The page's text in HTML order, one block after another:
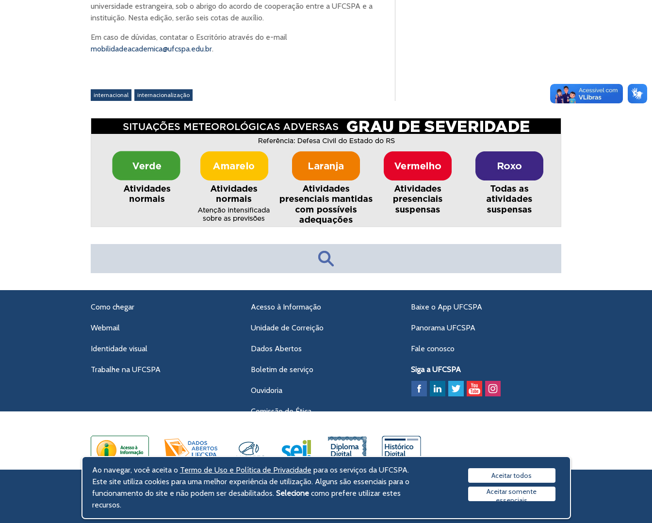
universidade estrangeira, sob o abrigo do acordo de cooperação entre a UFCSPA e a
instituição. Nesta edição, serão seis cotas de auxílio.
Em caso de dúvidas, contatar o Escritório através do e-mail
mobilidadeacademica@ufcspa.edu.br.
internacional internacionalização
Como chegar
Webmail
Identidade visual
Trabalhe na UFCSPA
Acesso à Informação
Unidade de Correição
Dados Abertos
Boletim de serviço
Ouvidoria
Comissão de Ética
Baixe o App UFCSPA
Panorama UFCSPA
Fale conosco
Siga a UFCSPA
UFCSPA – Universidade Federal de Ciências da Saúde de Porto Alegre
Rua Sarmento Leite, 245 - Centro Histórico
Política de privacidade
© 2009-2026 UFCSPA
Ao navegar, você aceita o Termo de Uso e Política de Privacidade para os serviços da UFCSPA.
Este site utiliza cookies para uma melhor experiência de utilização. Alguns são essenciais para o
funcionamento do site e não podem ser desabilitados. Selecione como prefere utilizar estes
recursos.
Aceitar todos
Aceitar somente
essenciais